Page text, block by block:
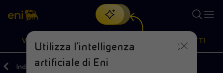
CercaVISIONE PRODOTTI
Indietro Media Comunicati Stampa
Utilizza l'intelligenza
artificiale di Eni